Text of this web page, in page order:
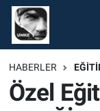
HABERLER
Özel
Gündem
Ekonomi
Nöbetçi
Hava